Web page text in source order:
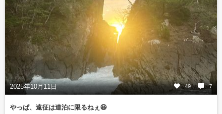
2025年10月11日 49 7
やっぱ、遠征は連泊に限るねぇ😆